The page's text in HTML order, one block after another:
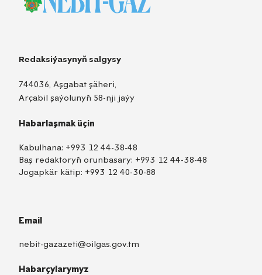
Redaksiýasynyň salgysy
744036, Aşgabat şäheri,
Arçabil şaýolunyň 58-nji jaýy
Habarlaşmak üçin
Kabulhana: +993 12 44-38-48
Baş redaktoryň orunbasary: +993 12 44-38-48
Jogapkär kätip: +993 12 40-30-88
Email
nebit-gazazeti@oilgas.gov.tm
Habarçylarymyz